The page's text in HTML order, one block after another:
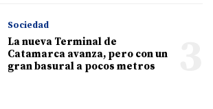
Sociedad
La nueva Terminal de
Catamarca avanza, pero con un
gran basural a pocos metros